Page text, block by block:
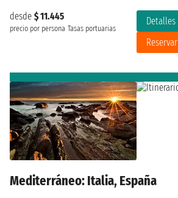
desde $ 11.445
precio por persona Tasas portuarias
Detalles
Reservar
Mediterráneo: Italia, España